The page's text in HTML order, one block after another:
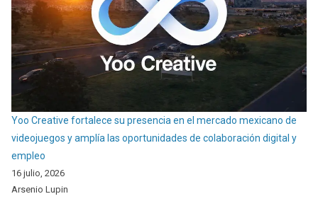
Yoo Creative fortalece su presencia en el mercado mexicano de
videojuegos y amplía las oportunidades de colaboración digital y
empleo
16 julio, 2026
Arsenio Lupin